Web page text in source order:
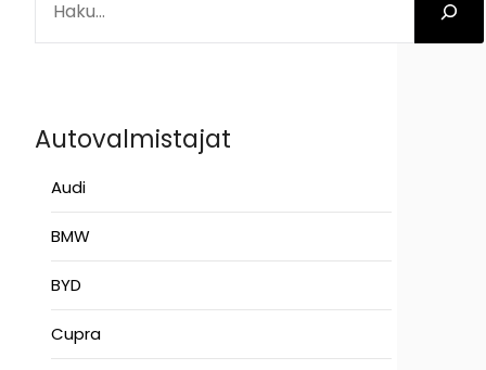
Autovalmistajat
Audi
BMW
BYD
Cupra